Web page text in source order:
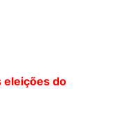
eleições do